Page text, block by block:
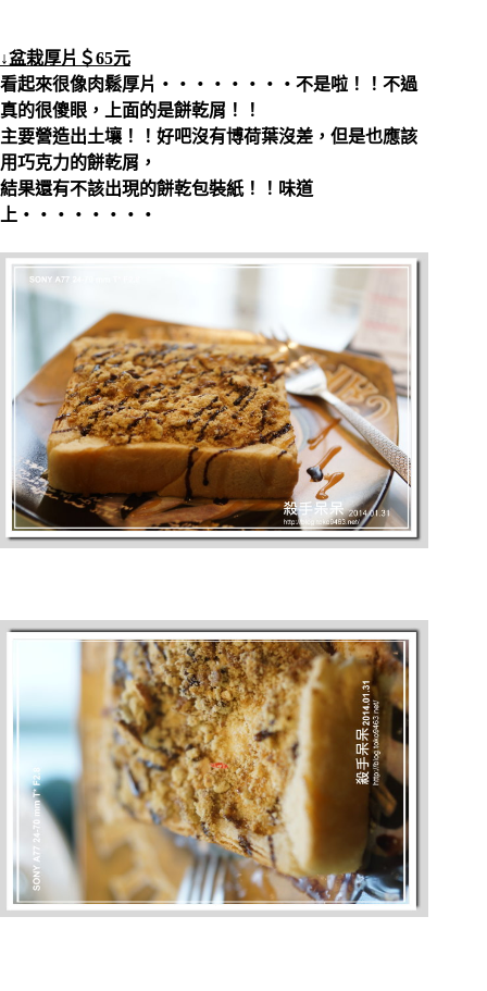
↓盆栽厚片＄65元
看起來很像肉鬆厚片‧‧‧‧‧‧‧‧不是啦！！不過
真的很傻眼，上面的是餅乾屑！！
主要營造出土壤！！好吧沒有博荷葉沒差，但是也應該
用巧克力的餅乾屑，
結果還有不該出現的餅乾包裝紙！！味道
上‧‧‧‧‧‧‧‧